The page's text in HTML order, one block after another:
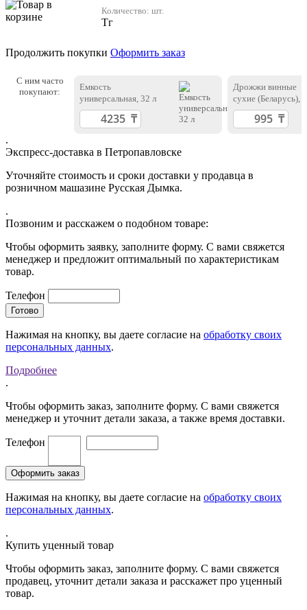
Количество: шт.
Тг
Продолжить покупки Оформить заказ
С ним часто
покупают:
Емкость
универсальная, 32 л
Дрожжи винные
сухие (Беларусь),
гр
.
Экспресс-доставка в Петропавловске
Уточняйте стоимость и сроки доставки у продавца в
розничном машазине Русская Дымка.
.
Позвоним и расскажем о подобном товаре:
Чтобы оформить заявку, заполните форму. С вами свяжется
менеджер и предложит оптимальный по характеристикам
товар.
Телефон
Нажимая на кнопку, вы даете согласие на обработку своих
персональных данных.
Подробнее
.
Чтобы оформить заказ, заполните форму. С вами свяжется
менеджер и уточнит детали заказа, а также время доставки.
Телефон
Нажимая на кнопку, вы даете согласие на обработку своих
персональных данных.
.
Купить уценный товар
Чтобы оформить заказ, заполните форму. С вами свяжется
продавец, уточнит детали заказа и расскажет про уценный
товар.